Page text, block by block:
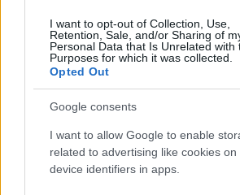
I want to opt-out of Collection, Use,
Retention, Sale, and/or Sharing of
Personal Data that Is Unrelated with
Purposes for which it was collected.
Opted Out
Google consents
I want to allow Google to enable
related to advertising like cookies on
device identifiers in apps.
Rácz János: Gyógyhatású növények.
gyógynövény leírása, nevének
gyógyhatásának ismertetéseTinta
Budapest 2014. 242 l.(Az
30) Mint már korábban is
Tinta Könyvkiadó legújabb
ismertetem. 2014-ben e…